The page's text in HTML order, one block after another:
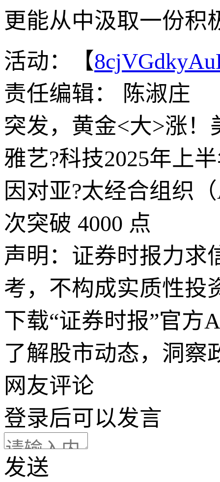
更能从中汲取一份积
活动：【
责任编辑： 陈淑庄
突发，黄金<大>涨
雅艺?科技2025年上
因对亚?太经合组织
次突破 4000 点
声明：证券时报力求
考，不构成实质性投
下载“证券时报”官方
了解股市动态，洞察
网友评论
登录后可以发言
发送